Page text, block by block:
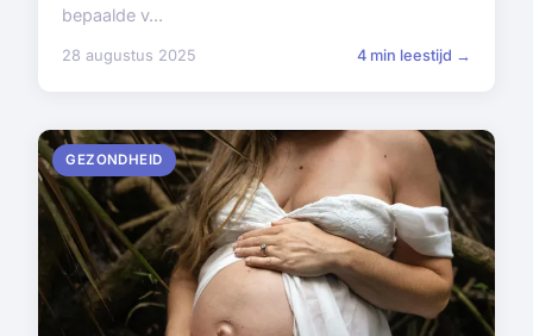
bepaalde v...
28 augustus 2025 4 min leestijd →
GEZONDHEID